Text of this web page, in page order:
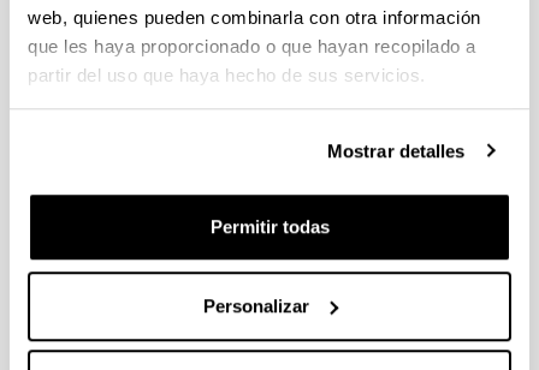
web, quienes pueden combinarla con otra información
que les haya proporcionado o que hayan recopilado a
partir del uso que haya hecho de sus servicios.
Mostrar detalles
Permitir todas
Personalizar
PRIMERA NOTIFICACIÓN ( ANEXO A
CONVOCATORIA) - FECHA PREVISTA
: Listado de solicitudes
Plazo de subsanación: del 13 al 19
de febrero de 2026
: Listado de solicitudes
Arriba